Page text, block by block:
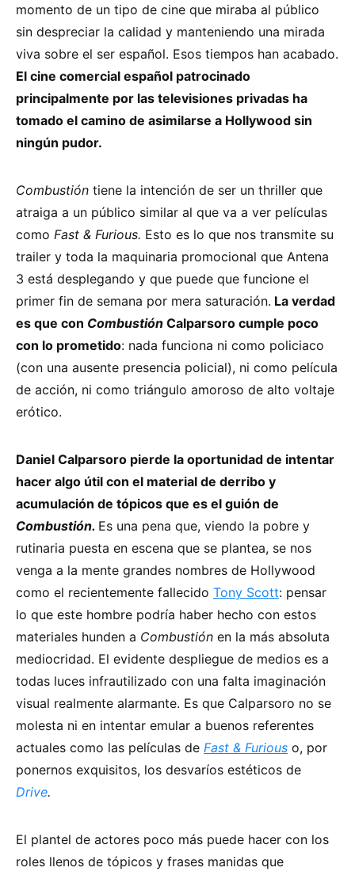
momento de un tipo de cine que miraba al público
sin despreciar la calidad y manteniendo una mirada
viva sobre el ser español. Esos tiempos han acabado.
El cine comercial español patrocinado
principalmente por las televisiones privadas ha
tomado el camino de asimilarse a Hollywood sin
ningún pudor.
Combustión tiene la intención de ser un thriller que
atraiga a un público similar al que va a ver películas
como Fast & Furious. Esto es lo que nos transmite su
trailer y toda la maquinaria promocional que Antena
3 está desplegando y que puede que funcione el
primer fin de semana por mera saturación. La verdad
es que con Combustión Calparsoro cumple poco
con lo prometido: nada funciona ni como policiaco
(con una ausente presencia policial), ni como película
de acción, ni como triángulo amoroso de alto voltaje
erótico.
Daniel Calparsoro pierde la oportunidad de intentar
hacer algo útil con el material de derribo y
acumulación de tópicos que es el guión de
Combustión. Es una pena que, viendo la pobre y
rutinaria puesta en escena que se plantea, se nos
venga a la mente grandes nombres de Hollywood
como el recientemente fallecido Tony Scott: pensar
lo que este hombre podría haber hecho con estos
materiales hunden a Combustión en la más absoluta
mediocridad. El evidente despliegue de medios es a
todas luces infrautilizado con una falta imaginación
visual realmente alarmante. Es que Calparsoro no se
molesta ni en intentar emular a buenos referentes
actuales como las películas de Fast & Furious o, por
ponernos exquisitos, los desvaríos estéticos de
Drive.
El plantel de actores poco más puede hacer con los
roles llenos de tópicos y frases manidas que